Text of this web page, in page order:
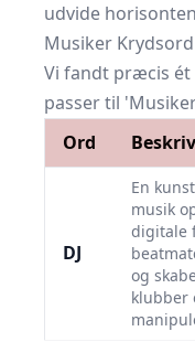
udvide
Musiker
Vi fandt præcis ét
passer til
Ord
DJ
En
musik
digitale
og
klubber